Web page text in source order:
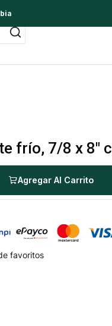
frío, 7/8 x 8"
Agregar Al Carrito
favoritos